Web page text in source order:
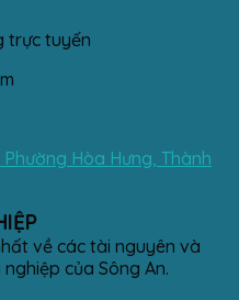
trực tuyến
Hòa Hưng, Thành
về các tài nguyên và
của Sông An.